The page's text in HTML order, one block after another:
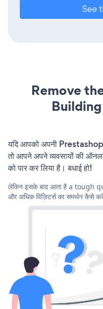
See
Remove
यदि आपको अपनी
तो आपने अपने व्यवसायों की
को पार कर लिया है। बधाई हो!
लेकिन इसके बाद आता है a tough
और अधिक विज़िटर्स का समर्थन कैसे